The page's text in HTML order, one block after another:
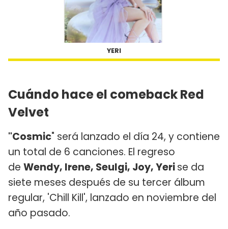
YERI
Cuándo hace el comeback Red
Velvet
"Cosmic" será lanzado el día 24, y contiene
un total de 6 canciones. El regreso
de Wendy, Irene, Seulgi, Joy, Yerise da
siete meses después de su tercer álbum
regular, 'Chill Kill', lanzado en noviembre del
año pasado.